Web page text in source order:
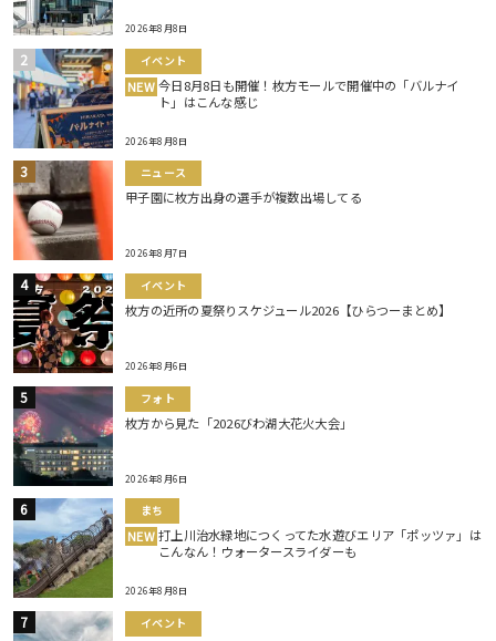
2026年8月8日
イベント
NEW 今日8月8日も開催！枚方モールで開催中の「バルナイ
ト」はこんな感じ
2026年8月8日
ニュース
甲子園に枚方出身の選手が複数出場してる
2026年8月7日
イベント
枚方の近所の夏祭りスケジュール2026【ひらつーまとめ】
2026年8月6日
フォト
枚方から見た「2026びわ湖大花火大会」
2026年8月6日
まち
NEW 打上川治水緑地につくってた水遊びエリア「ポッツァ」は
こんなん！ウォータースライダーも
2026年8月8日
イベント